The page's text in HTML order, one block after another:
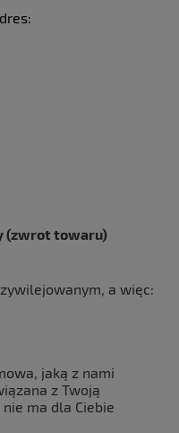
(zwrot towaru)
a więc:
jaką z nami
z Twoją
ma dla Ciebie